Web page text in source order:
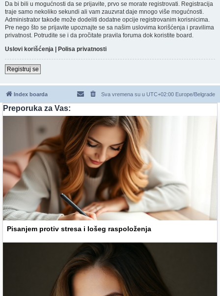
Da bi bili u mogućnosti da se prijavite, prvo se morate registrovati. Registracija
traje samo nekoliko sekundi ali vam zauzvrat daje mnogo više mogućnosti.
Administrator takođe može dodeliti dodatne opcije registrovanim korisnicima.
Pre nego što se prijavite upoznajte se sa našim uslovima korišćenja i pravilima
privatnost. Potrudite se i da pročitate pravila foruma dok koristite board.
Uslovi korišćenja
Polisa privatnosti
Registruj se
Index boarda Sva vremena su u UTC+02:00 Europe/Belgrade
Preporuka za Vas:
Pisanjem protiv stresa i lošeg raspoloženja